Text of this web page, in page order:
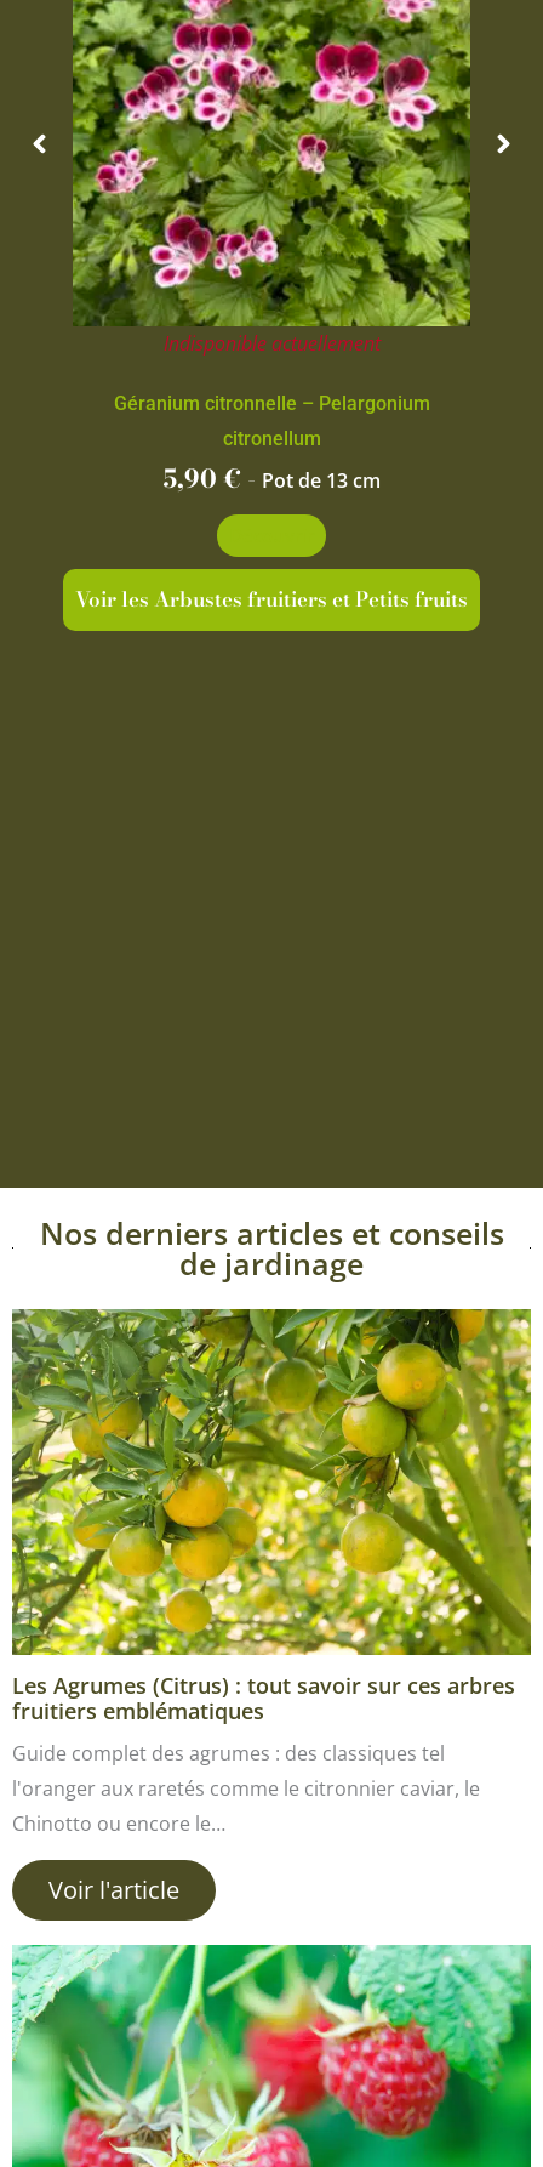
Indisponible actuellement
Géranium citronnelle – Pelargonium
citronellum
5,90€ - Pot de 13 cm
Voir les Arbustes fruitiers et Petits fruits
Nos derniers articles et conseils
de jardinage
Les Agrumes (Citrus) : tout savoir sur ces arbres
fruitiers emblématiques
Guide complet des agrumes : des classiques tel
l'oranger aux raretés comme le citronnier caviar, le
Chinotto ou encore le…
Voir l'article